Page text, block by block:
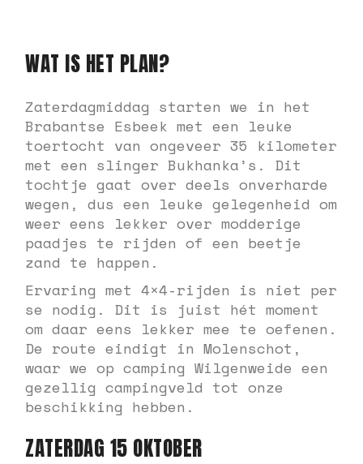
WAT IS HET PLAN?
Zaterdagmiddag starten we in het
Brabantse Esbeek met een leuke
toertocht van ongeveer 35 kilometer
met een slinger Bukhanka’s. Dit
tochtje gaat over deels onverharde
wegen, dus een leuke gelegenheid om
weer eens lekker over modderige
paadjes te rijden of een beetje
zand te happen.
Ervaring met 4×4-rijden is niet per
se nodig. Dit is juist hét moment
om daar eens lekker mee te oefenen.
De route eindigt in Molenschot,
waar we op camping Wilgenweide een
gezellig campingveld tot onze
beschikking hebben.
ZATERDAG 15 OKTOBER